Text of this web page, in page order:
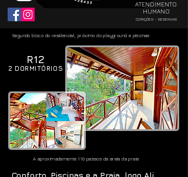
ATENDIMENTO
HUMANO
COTAÇÕES - RESERVAS
Segundo bloco do residencial, próximo do playground e piscinas
R12
2 DORMITÓRIOS
A aproximadamente 110 passos da areia da praia
Conforto, Piscinas e a Praia, logo Ali